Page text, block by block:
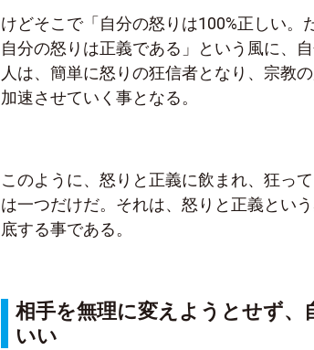
けどそこで「自分の怒りは100%正しい。
自分の怒りは正義である」という風に、
人は、簡単に怒りの狂信者となり、宗教
加速させていく事となる。
このように、怒りと正義に飲まれ、狂っ
は一つだけだ。それは、怒りと正義とい
底する事である。
相手を無理に変えようとせず
いい